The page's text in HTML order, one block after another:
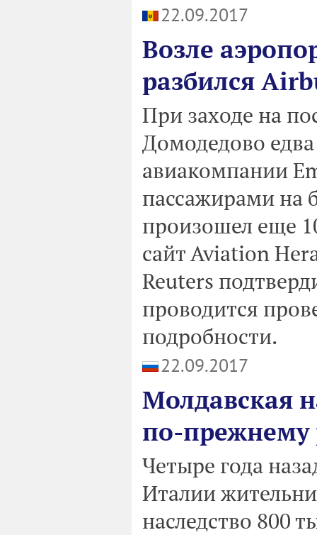
22.09.2017
Возле
разбился
При заходе на
Домодедово
авиакомпании
пассажирами на
произошел еще
сайт Aviation
Reuters
проводится
подробности.
22.09.2017
Молдавская
по-прежнему
Четыре года
Италии
наследство 800